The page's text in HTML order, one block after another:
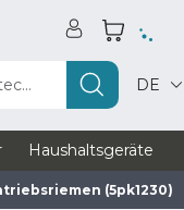
DE
Haushaltsgeräte
(5pk1230)